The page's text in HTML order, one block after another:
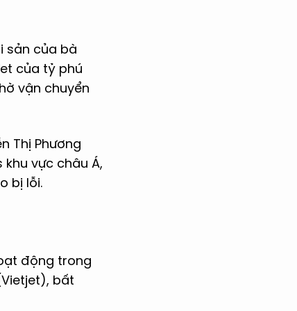
sản của bà
của tỷ phú
vận chuyển
Thị Phương
khu vực châu Á,
bị lỗi.
động trong
bất